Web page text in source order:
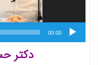
00:00
دکتر